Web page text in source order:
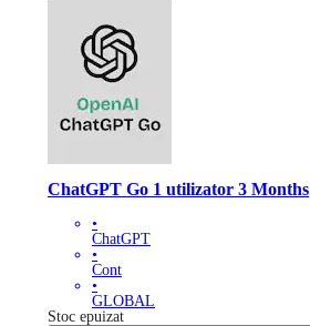
ChatGPT Go 1 utilizator 3 Months
•
ChatGPT
•
Cont
•
GLOBAL
Stoc epuizat